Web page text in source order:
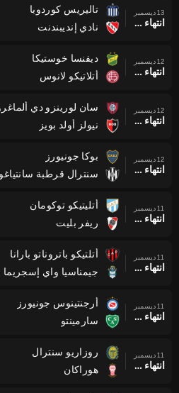
13 ديسمبر
انتهاء وقت المباراة
تاليريس كوردوبا
نادي إنديبندنت
12 ديسمبر
انتهاء وقت المباراة
ديفنسا خوستيكا
أتلاتيكو لانوس
12 ديسمبر
انتهاء وقت المباراة
سان لورينزو دي
نيولز أولد بويز
12 ديسمبر
انتهاء وقت المباراة
بوكا جونيورز
سنترال قرطبة
11 ديسمبر
انتهاء وقت المباراة
أتليتيكو توكومان
ريفر بليت
11 ديسمبر
انتهاء وقت المباراة
أتلتيكو باتروناتو بارانا
جيمناسيا واي إسجريما لا
11 ديسمبر
انتهاء وقت المباراة
أرجنتينوس جونيورز
سارمينتو
11 ديسمبر
انتهاء وقت المباراة
روزاريو سنترال
هوراكان